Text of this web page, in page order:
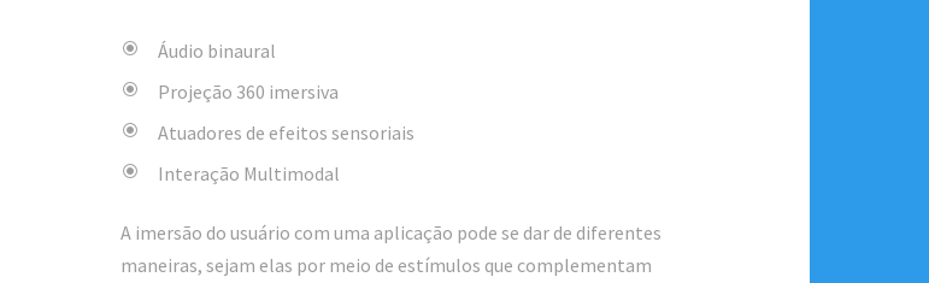
Áudio binaural
Projeção 360 imersiva
Atuadores de efeitos sensoriais
Interação Multimodal
A imersão do usuário com uma aplicação pode se dar de diferentes
maneiras, sejam elas por meio de estímulos que complementam